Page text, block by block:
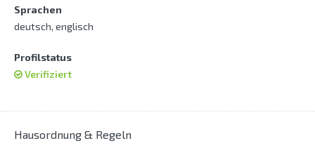
Sprachen
deutsch, englisch
Profilstatus
Verifiziert
Hausordnung & Regeln